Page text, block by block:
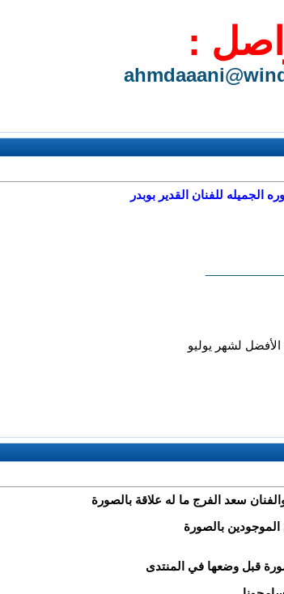
:
للفنان القدير بوبدر
لشهر يوليو
سعد الفرج ما له علاقة بالصورة
بالصورة
قبل وضعها في المنتدى